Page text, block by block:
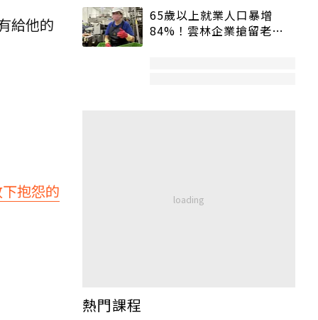
給他的
抱怨的
65歲以上就業人口暴增
84%！雲林企業搶留老員
熱門課程